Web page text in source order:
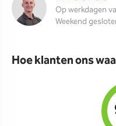
Op werkdagen
Weekend
Hoe klanten ons